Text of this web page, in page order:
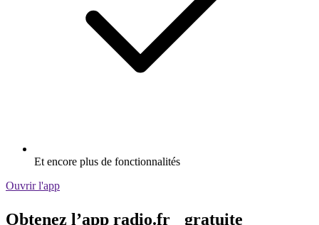
Et encore plus de fonctionnalités
Ouvrir l'app
Obtenez l’app radio.fr gratuite